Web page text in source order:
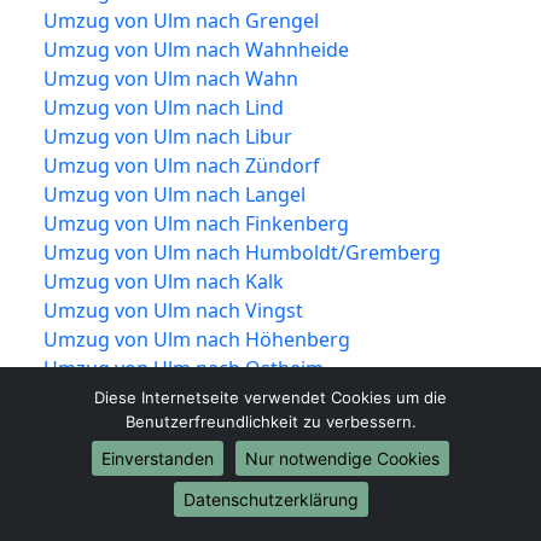
Umzug von Ulm nach Grengel
Umzug von Ulm nach Wahnheide
Umzug von Ulm nach Wahn
Umzug von Ulm nach Lind
Umzug von Ulm nach Libur
Umzug von Ulm nach Zündorf
Umzug von Ulm nach Langel
Umzug von Ulm nach Finkenberg
Umzug von Ulm nach Humboldt/Gremberg
Umzug von Ulm nach Kalk
Umzug von Ulm nach Vingst
Umzug von Ulm nach Höhenberg
Umzug von Ulm nach Ostheim
Umzug von Ulm nach Merheim
Umzug von Ulm nach Brück
Umzug von Ulm nach Rath/Heumar
Umzug von Ulm nach Neubrück
Umzug von Ulm nach Mülheim
Diese Internetseite verwendet Cookies um die
Benutzerfreundlichkeit zu verbessern.
Einverstanden
Nur notwendige Cookies
Datenschutzerklärung